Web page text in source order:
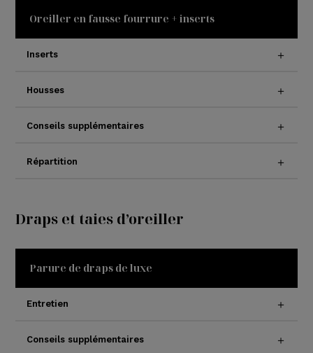
Oreiller en fausse fourrure + inserts
Inserts
Housses
Conseils supplémentaires
Répartition
Draps et taies d’oreiller
Parure de draps de luxe
Entretien
Conseils supplémentaires